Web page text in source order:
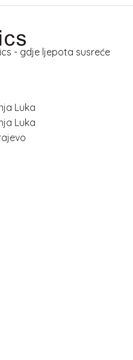
- gdje ljepota susreće
Luka
Luka